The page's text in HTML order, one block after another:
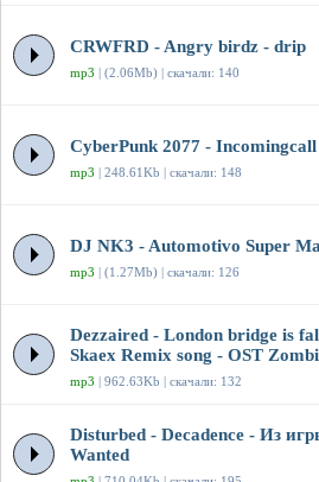
CRWFRD - Angry birdz - drip
mp3 | (2.06Mb) | скачали: 140
CyberPunk 2077 - Incomingcall
mp3 | 248.61Kb | скачали: 148
DJ NK3 - Automotivo Super
mp3 | (1.27Mb) | скачали: 126
Dezzaired - London bridge is
Skaex Remix song - OST
mp3 | 962.63Kb | скачали: 132
Disturbed - Decadence - Из
Wanted